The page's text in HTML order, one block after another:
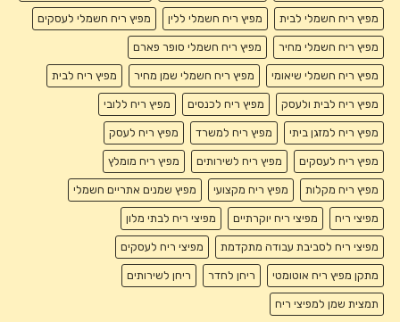
מפיץ ריח חשמלי לבית מפיץ ריח חשמלי ללין מפיץ ריח חשמלי לעסקים
מפיץ ריח חשמלי מחיר מפיץ ריח חשמלי סופר פארם
מפיץ ריח חשמלי שיאומי מפיץ ריח חשמלי שמן מחיר מפיץ ריח לבית
מפיץ ריח לבית ולעסק מפיץ ריח לכנסים מפיץ ריח ללובי
מפיץ ריח למזגן ביתי מפיץ ריח למשרד מפיץ ריח לעסק
מפיץ ריח לעסקים מפיץ ריח לשירותים מפיץ ריח מומלץ
מפיץ ריח מקלות מפיץ ריח מקצועי מפיץ שמנים אתריים חשמלי
מפיצי ריח מפיצי ריח יוקרתיים מפיצי ריח לבתי מלון
מפיצי ריח לסביבת עבודה מתקדמת מפיצי ריח לעסקים
מתקן מפיץ ריח אוטומטי ריחן לחדר ריחן לשירותים
תמצית שמן למפיצי ריח